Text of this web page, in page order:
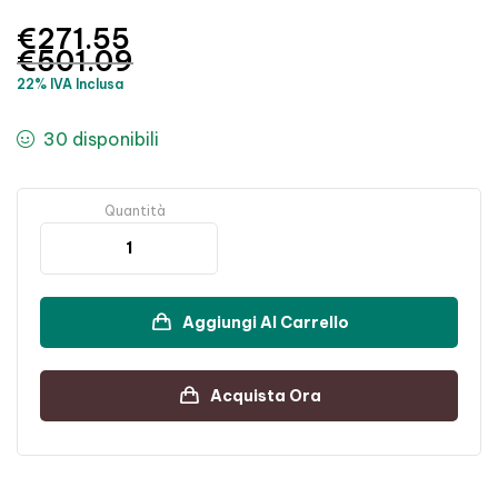
€501.09
€271.55
22% IVA Inclusa
30 disponibili
Quantità
Aggiungi Al Carrello
Acquista Ora